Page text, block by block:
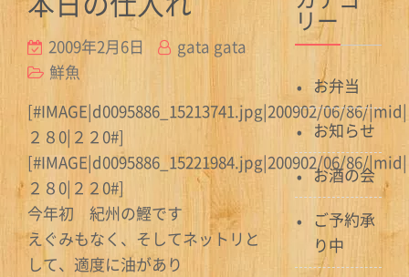
2009年2月6日
gata gata
鮮魚
[#IMAGE|d0095886_15213741.jpg|200902/06/86/|mid|
２８0|２２0#]
[#IMAGE|d0095886_15221984.jpg|200902/06/86/|mid|
２８0|２２0#]
今年初 紀州の鰹です
えぐみもなく、そしてネットリと
して、適度に油があり
リー
お弁当
お知らせ
お酒の会
ご予約承
り中